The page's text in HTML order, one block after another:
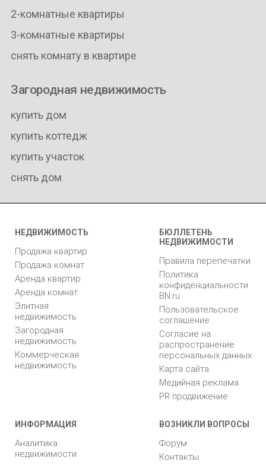
2-комнатные квартиры
3-комнатные квартиры
снять комнату в квартире
Загородная недвижимость
купить дом
купить коттедж
купить участок
снять дом
НЕДВИЖИМОСТЬ
Продажа квартир
Продажа комнат
Аренда квартир
Аренда комнат
Элитная
недвижимость
Загородная
недвижимость
Коммерческая
недвижимость
БЮЛЛЕТЕНЬ
НЕДВИЖИМОСТИ
Правила перепечатки
Политика
конфиденциальности
BN.ru
Пользовательское
соглашение
Согласие на
распространение
персональных данных
Карта сайта
Медийная реклама
PR продвижение
ИНФОРМАЦИЯ
Аналитика
недвижимости
ВОЗНИКЛИ ВОПРОСЫ
Форум
Контакты